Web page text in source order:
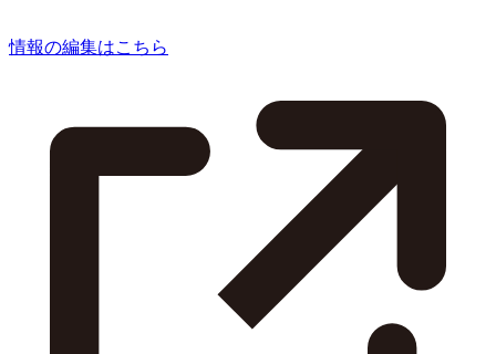
情報の編集はこちら